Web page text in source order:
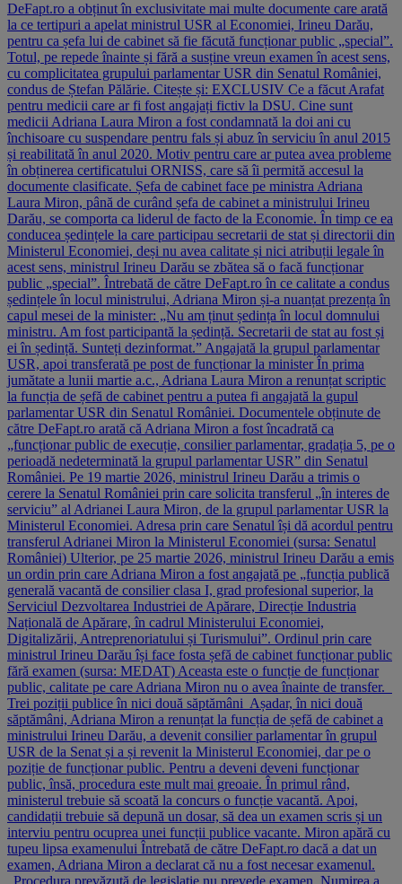
DeFapt.ro a obținut în exclusivitate mai multe documente care arată
la ce tertipuri a apelat ministrul USR al Economiei, Irineu Darău,
pentru ca șefa lui de cabinet să fie făcută funcționar public „special”.
Totul, pe repede înainte și fără a susține vreun examen în acest sens,
cu complicitatea grupului parlamentar USR din Senatul României,
condus de Ștefan Pălărie. Citește și: EXCLUSIV Ce a făcut Arafat
pentru medicii care ar fi fost angajați fictiv la DSU. Cine sunt
medicii Adriana Laura Miron a fost condamnată la doi ani cu
închisoare cu suspendare pentru fals și abuz în serviciu în anul 2015
și reabilitată în anul 2020. Motiv pentru care ar putea avea probleme
în obținerea certificatului ORNISS, care să îi permită accesul la
documente clasificate. Șefa de cabinet face pe ministra Adriana
Laura Miron, până de curând șefa de cabinet a ministrului Irineu
Darău, se comporta ca liderul de facto de la Economie. În timp ce ea
conducea ședințele la care participau secretarii de stat și directorii din
Ministerul Economiei, deși nu avea calitate și nici atribuții legale în
acest sens, ministrul Irineu Darău se zbătea să o facă funcționar
public „special”. Întrebată de către DeFapt.ro în ce calitate a condus
ședințele în locul ministrului, Adriana Miron și-a nuanțat prezența în
capul mesei de la minister: „Nu am ținut ședința în locul domnului
ministru. Am fost participantă la ședință. Secretarii de stat au fost și
ei în ședință. Sunteți dezinformat.” Angajată la grupul parlamentar
USR, apoi transferată pe post de funcționar la minister În prima
jumătate a lunii martie a.c., Adriana Laura Miron a renunțat scriptic
la funcția de șefă de cabinet pentru a putea fi angajată la gupul
parlamentar USR din Senatul României. Documentele obținute de
către DeFapt.ro arată că Adriana Miron a fost încadrată ca
„funcționar public de execuție, consilier parlamentar, gradația 5, pe o
perioadă nedeterminată la grupul parlamentar USR” din Senatul
României. Pe 19 martie 2026, ministrul Irineu Darău a trimis o
cerere la Senatul României prin care solicita transferul „în interes de
serviciu” al Adrianei Laura Miron, de la grupul parlamentar USR la
Ministerul Economiei. Adresa prin care Senatul își dă acordul pentru
transferul Adrianei Miron la Ministerul Economiei (sursa: Senatul
României) Ulterior, pe 25 martie 2026, ministrul Irineu Darău a emis
un ordin prin care Adriana Miron a fost angajată pe „funcția publică
generală vacantă de consilier clasa I, grad profesional superior, la
Serviciul Dezvoltarea Industriei de Apărare, Direcție Industria
Națională de Apărare, în cadrul Ministerului Economiei,
Digitalizării, Antreprenoriatului și Turismului”. Ordinul prin care
ministrul Irineu Darău își face fosta șefă de cabinet funcționar public
fără examen (sursa: MEDAT) Aceasta este o funcție de funcționar
public, calitate pe care Adriana Miron nu o avea înainte de transfer.
Trei poziții publice în nici două săptămâni Așadar, în nici două
săptămâni, Adriana Miron a renunțat la funcția de șefă de cabinet a
ministrului Irineu Darău, a devenit consilier parlamentar în grupul
USR de la Senat și a și revenit la Ministerul Economiei, dar pe o
poziție de funcționar public. Pentru a deveni deveni funcționar
public, însă, procedura este mult mai greoaie. În primul rând,
ministerul trebuie să scoată la concurs o funcție vacantă. Apoi,
candidații trebuie să depună un dosar, să dea un examen scris și un
interviu pentru ocuprea unei funcții publice vacante. Miron apără cu
tupeu lipsa examenului Întrebată de către DeFapt.ro dacă a dat un
examen, Adriana Miron a declarat că nu a fost necesar examenul.